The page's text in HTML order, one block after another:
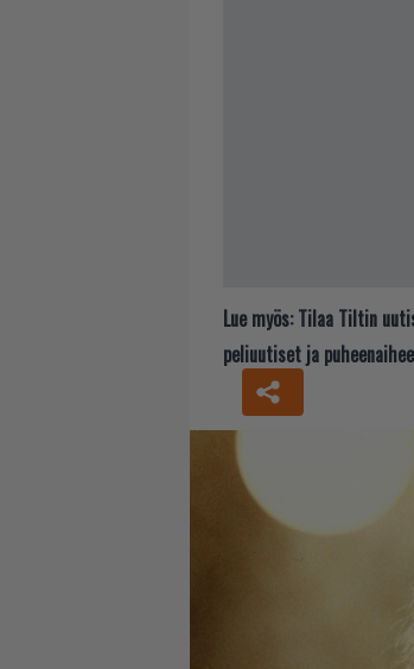
Lue myös: Tilaa Tiltin
peliuutiset ja